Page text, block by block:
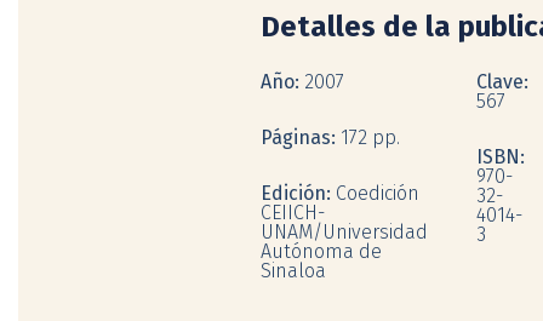
Detalles de la
Año: 2007
Páginas: 172 pp.
Edición: Coedición
CEIICH-
UNAM/Universidad
Autónoma de
Sinaloa
Clave:
567
ISBN:
970-
32-
4014-
3